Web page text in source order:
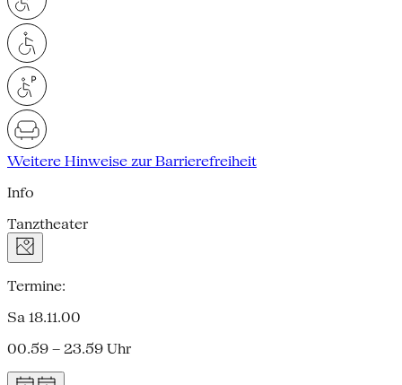
Weitere Hinweise zur Barrierefreiheit
Info
Tanztheater
Termine:
Sa 18.11.00
00.59 – 23.59 Uhr